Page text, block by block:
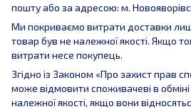
пошту або за адресою: м.
Ми покриваємо витрати доставки
товар був не належної якості. Якщо
витрати несе покупець.
Згідно із Законом «Про захист прав
може відмовити споживачеві в обміні
належної якості, якщо вони